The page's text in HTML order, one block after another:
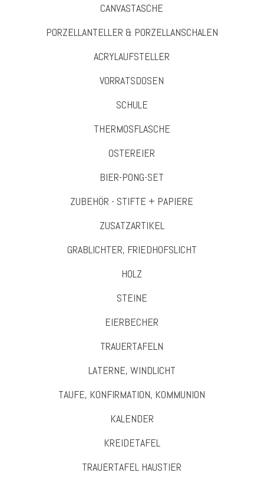
CANVASTASCHE
PORZELLANTELLER & PORZELLANSCHALEN
ACRYLAUFSTELLER
VORRATSDOSEN
SCHULE
THERMOSFLASCHE
OSTEREIER
BIER-PONG-SET
ZUBEHÖR - STIFTE + PAPIERE
ZUSATZARTIKEL
GRABLICHTER, FRIEDHOFSLICHT
HOLZ
STEINE
EIERBECHER
TRAUERTAFELN
LATERNE, WINDLICHT
TAUFE, KONFIRMATION, KOMMUNION
KALENDER
KREIDETAFEL
TRAUERTAFEL HAUSTIER